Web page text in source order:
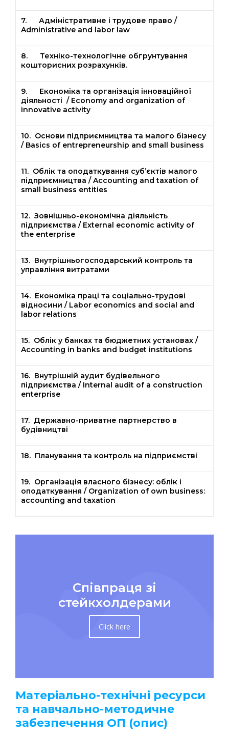
7. Адміністративне і трудове право /
Administrative and labor law
8. Техніко-технологічне обгрунтування
кошторисних розрахунків.
9. Економіка та організація інноваційної
діяльності / Economy and organization of
innovative activity
10. Основи підприємництва та малого бізнесу
/ Basics of entrepreneurship and small business
11. Облік та оподаткування суб’єктів малого
підприємництва / Accounting and taxation of
small business entities
12. Зовнішньо-економічна діяльність
підприємства / External economic activity of
the enterprise
13. Внутрішньогосподарський контроль та
управління витратами
14. Економіка праці та соціально-трудові
відносини / Labor economics and social and
labor relations
15. Облік у банках та бюджетних установах /
Accounting in banks and budget institutions
16. Внутрішній аудит будівельного
підприємства / Internal audit of a construction
enterprise
17. Державно-приватне партнерство в
будівництві
18. Планування та контроль на підприємстві
19. Організація власного бізнесу: облік і
оподаткування / Organization of own business:
accounting and taxation
Співпраця зі
стейкхолдерами
Click here
Матеріально-технічні ресурси
та навчально-методичне
забезпечення ОП (опис)